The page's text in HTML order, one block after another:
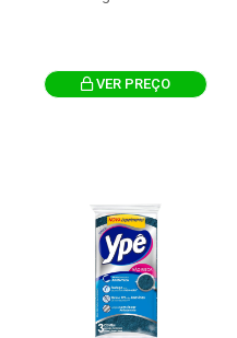
VER PREÇO